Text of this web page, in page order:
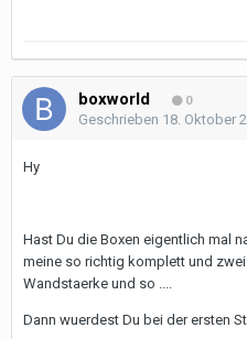
boxworld 0
Geschrieben 18. Oktober
Hy
Hast Du die Boxen eigentlich mal
meine so richtig komplett und
Wandstaerke und so ....
Dann wuerdest Du bei der ersten